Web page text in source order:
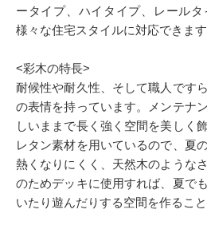
お気に入り
ータイプ、ハイタイプ、レール
様々な住宅スタイルに対応できます
<彩木の特長>
耐候性や耐久性、そして職人です
の表情を持っています。メンテナ
しいままで長く強く空間を美しく
レタン素材を用いているので、夏
熱くなりにくく、天然木のような
のためデッキに使用すれば、夏で
いたり遊んだりする空間を作ること